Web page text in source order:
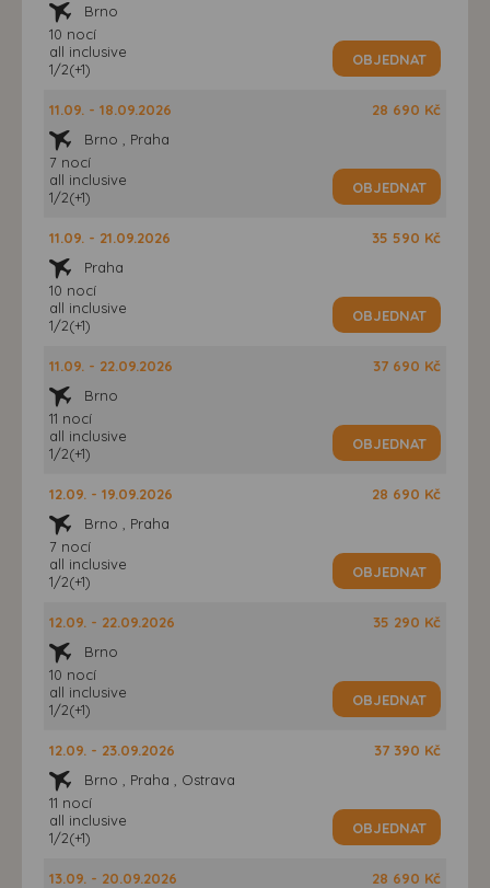
Brno
10 nocí
all inclusive
1/2(+1)
OBJEDNAT
11.09. - 18.09.2026
Brno , Praha
7 nocí
all inclusive
1/2(+1)
28 690 Kč
OBJEDNAT
11.09. - 21.09.2026
Praha
10 nocí
all inclusive
1/2(+1)
35 590 Kč
OBJEDNAT
11.09. - 22.09.2026
Brno
11 nocí
all inclusive
1/2(+1)
37 690 Kč
OBJEDNAT
12.09. - 19.09.2026
Brno , Praha
7 nocí
all inclusive
1/2(+1)
28 690 Kč
OBJEDNAT
12.09. - 22.09.2026
Brno
10 nocí
all inclusive
1/2(+1)
35 290 Kč
OBJEDNAT
12.09. - 23.09.2026
Brno , Praha , Ostrava
11 nocí
all inclusive
1/2(+1)
37 390 Kč
OBJEDNAT
13.09. - 20.09.2026
28 690 Kč